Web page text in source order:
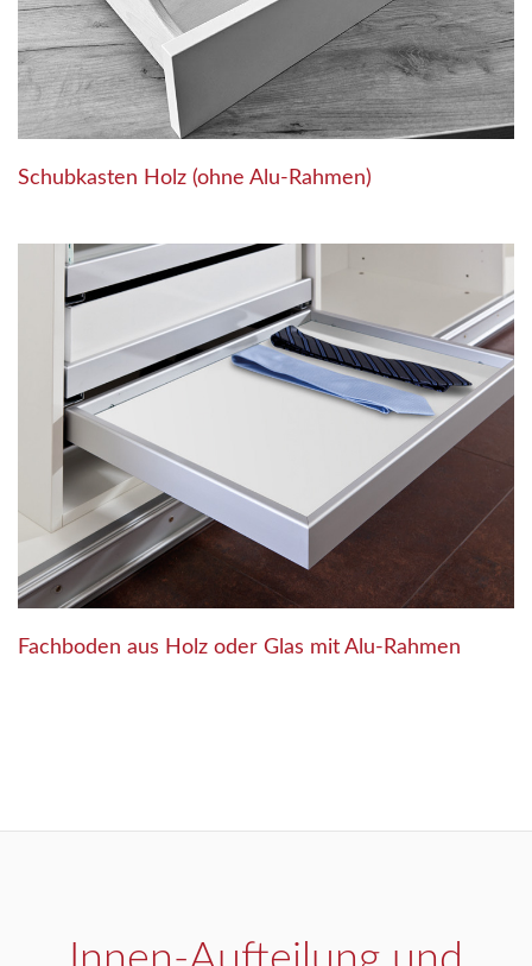
Schubkasten Holz (ohne Alu-Rahmen)
Fachboden aus Holz oder Glas mit Alu-Rahmen